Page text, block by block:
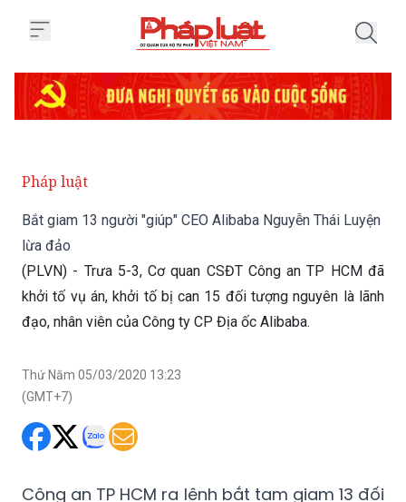
Bắt giam 13 người "giúp" CEO Alibaba Nguyễn Thái Luyện
(PLVN) - Trưa 5-3, Cơ quan CSĐT Công an TP HCM đã
khởi tố vụ án, khởi tố bị can 15 đối tượng nguyên là lãnh
đạo, nhân viên của Công ty CP Địa ốc Alibaba.
Thứ Năm 05/03/2020 13:23
Công an TP HCM ra lệnh bắt tạm giam 13 đối